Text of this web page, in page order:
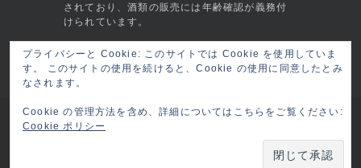
されており、酒類の販売には年齢確認が義務付
けられています。
This site is protected by reCAPTCHA and
the GooglePrivacy PolicyandTerms of
Service
Copyright © 2026 六本木 BAR莨樽(ロウタル/
ロータル) RO-TARU Roppongi, Tokyo
プライバシーと Cookie: このサイトでは Cookie を使用していま
す。 このサイトの使用を続けると、Cookie の使用に同意したとみ
なされます。
Cookie の管理方法を含め、詳細についてはこちらをご覧ください:
Cookie ポリシー